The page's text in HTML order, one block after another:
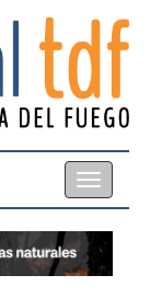
Toggle
navigation